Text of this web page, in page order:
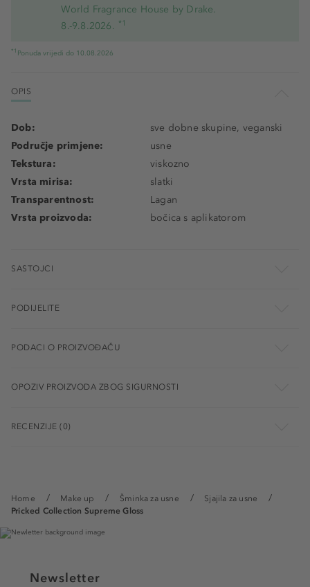
Home Make up Šminka za usne
Sjajila za usne
Pricked Collection Supreme Gloss
World Fragrance House by Drake.
8.-9.8.2026. *1
*1 Ponuda vrijedi do 10.08.2026
OPIS
Dob:
sve dobne skupine, veganski
Područje primjene:
usne
Tekstura:
viskozno
Vrsta mirisa:
slatki
Transparentnost:
Lagan
Vrsta proizvoda:
bočica s aplikatorom
SASTOJCI
PODIJELITE
PODACI O PROIZVOĐAČU
OPOZIV PROIZVODA ZBOG SIGURNOSTI
RECENZIJE (0)
Newsletter